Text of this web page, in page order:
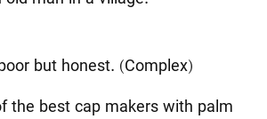
but honest. (Complex)
the best cap makers with palm